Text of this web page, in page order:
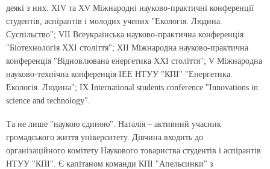
деякі з них: XІV та ХV Міжнародні науково-практичні конференції
студентів, аспірантів і молодих учених "Екологія. Людина.
Суспільство"; VIІ Всеукраїнська науково-практична конференція
"Біотехнологія ХХІ століття"; ХІІ Міжнародна науково-практична
конференція "Відновлювана енергетика XXI століття"; V Міжнародна
науково-технічна конференція ІЕЕ НТУУ "КПІ" "Енергетика.
Екологія. Людина"; IX International students conference "Innovations in
science and technology".
Та не лише "наукою єдиною". Наталія – активний учасник
громадського життя університету. Дівчина входить до
організаційного комітету Наукового товариства студентів і аспірантів
НТУУ "КПІ". Є капітаном команди КПІ "Апельсинки" з